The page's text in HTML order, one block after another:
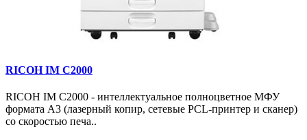
RICOH IM C2000
RICOH IM C2000 - интеллектуальное полноцветное МФУ
формата А3 (лазерный копир, сетевые PCL-принтер и сканер)
со скоростью печа..